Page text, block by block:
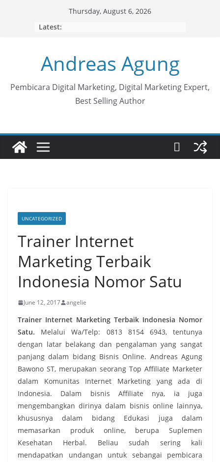
Thursday, August 6, 2026
Latest:
Andreas Agung
Pembicara Digital Marketing, Digital Marketing Expert,
Best Selling Author
UNCATEGORIZED
Trainer Internet
Marketing Terbaik
Indonesia Nomor Satu
June 12, 2017 angelie
Trainer Internet Marketing Terbaik Indonesia Nomor
Satu. Melalui Wa/Telp: 0813 8154 6943, tentunya
dengan latar belakang dan pengalaman yang sangat
panjang dalam bidang Bisnis Online. Andreas Agung
Bawono ST, merupakan seorang Top Affiliate Marketer
dalam Komunitas Internet Marketing yang ada di
Indonesia. Dalam bisnis Affiliate nya, ia juga
mengembangkan dirinya dalam bisnis online lainnya,
khususnya dalam bidang Edukasi juga dalam
memasarkan produk online, berupa Suplemen
Kesehatan Herbal. Beliau sudah sering kali
mendapatkan undangan untuk sebangai pembicara